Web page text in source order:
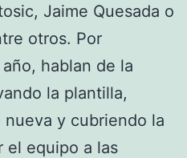
Jaime Quesada o
otros. Por
hablan de la
la plantilla,
y cubriendo la
el equipo a las